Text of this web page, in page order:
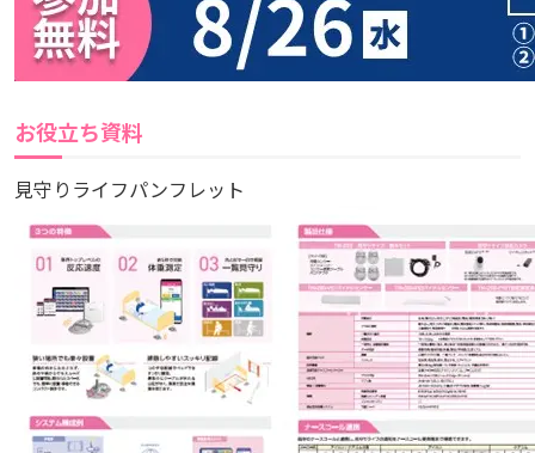
お役立ち資料
見守りライフパンフレット